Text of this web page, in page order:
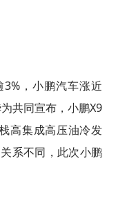
，小鹏汽车涨近
共同宣布，小鹏X9
高集成高压油冷发
系不同，此次小鹏